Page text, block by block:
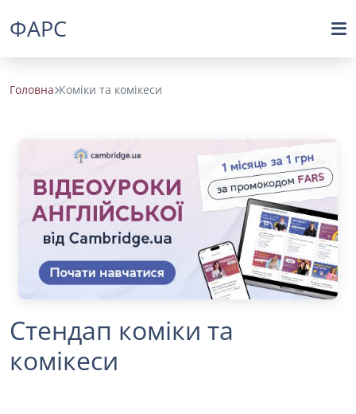
ФАРС
Головна Коміки та комікеси
Стендап коміки та
комікеси